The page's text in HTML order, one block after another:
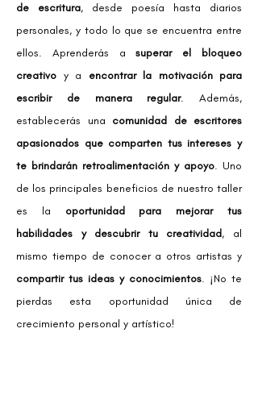
de escritura, desde poesía hasta diarios
personales, y todo lo que se encuentra entre
ellos. Aprenderás a superar el bloqueo
creativo y a encontrar la motivación para
escribir de manera regular. Además,
establecerás una comunidad de escritores
apasionados que comparten tus intereses y
te brindarán retroalimentación y apoyo. Uno
de los principales beneficios de nuestro taller
es la oportunidad para mejorar tus
habilidades y descubrir tu creatividad, al
mismo tiempo de conocer a otros artistas y
compartir tus ideas y conocimientos. ¡No te
pierdas esta oportunidad única de
crecimiento personal y artístico!